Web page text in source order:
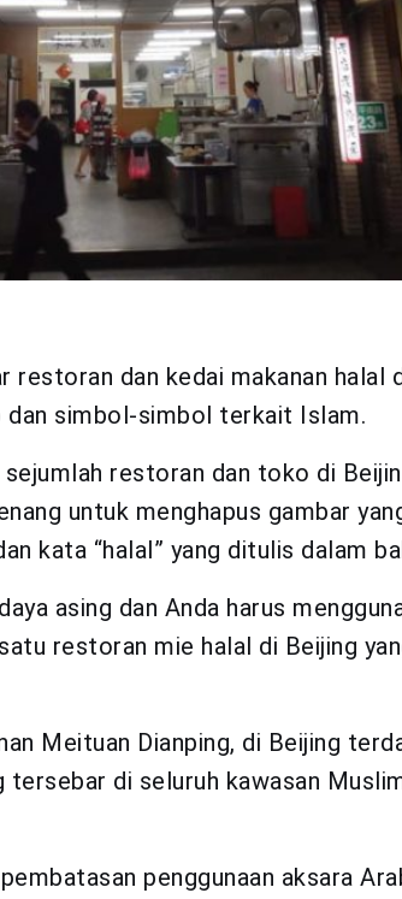
restoran dan kedai makanan halal
dan simbol-simbol terkait Islam.
restoran dan toko di
untuk menghapus gambar
kata “halal” yang ditulis dalam
asing dan Anda harus
restoran mie halal di Beijing
Meituan Dianping, di Beijing
di seluruh kawasan
penggunaan aksara